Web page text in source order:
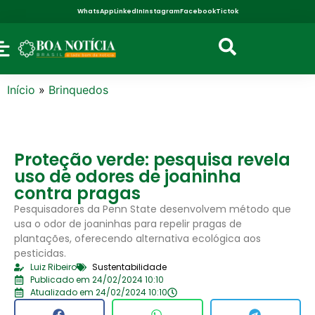
WhatsAppLinkedInInstagramFacebookTictok
Início » Brinquedos
Proteção verde: pesquisa revela
uso de odores de joaninha
contra pragas
Pesquisadores da Penn State desenvolvem método que
usa o odor de joaninhas para repelir pragas de
plantações, oferecendo alternativa ecológica aos
pesticidas.
Luiz Ribeiro
Sustentabilidade
Publicado em 24/02/2024 10:10
Atualizado em 24/02/2024 10:10